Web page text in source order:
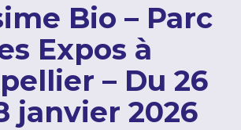
Bio – Parc
Expos à
– Du 26
janvier 2026